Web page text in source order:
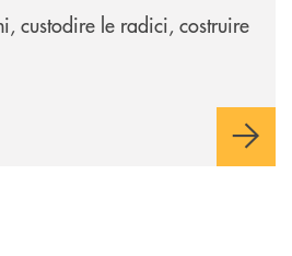
custodire le radici, costruire